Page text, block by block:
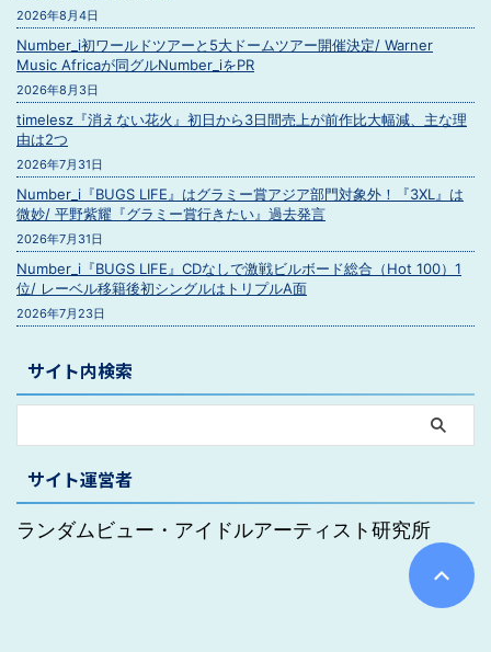
2026年8月4日
Number_i初ワールドツアーと5大ドームツアー開催決定/ Warner
Music Africaが同グルNumber_iをPR
2026年8月3日
timelesz『消えない花火』初日から3日間売上が前作比大幅減、主な理
由は2つ
2026年7月31日
Number_i『BUGS LIFE』はグラミー賞アジア部門対象外！『3XL』は
微妙/ 平野紫耀『グラミー賞行きたい』過去発言
2026年7月31日
Number_i『BUGS LIFE』CDなしで激戦ビルボード総合（Hot 100）1
位/ レーベル移籍後初シングルはトリプルA面
2026年7月23日
サイト内検索
サイト運営者
ランダムビュー・アイドルアーティスト研究所